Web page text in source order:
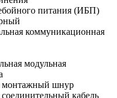
питания (ИБП)
коммуникационная
модульная
монтажный шнур
кабель